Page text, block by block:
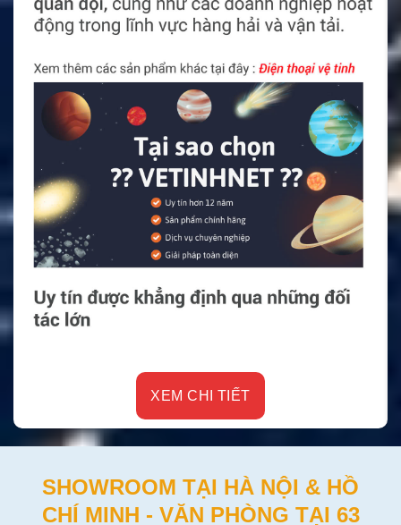
XEM CHI TIẾT
SHOWROOM TẠI HÀ NỘI & HỒ
CHÍ MINH - VĂN PHÒNG TẠI 63